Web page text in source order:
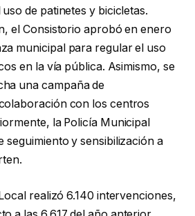
de patinetes y bicicletas.
el Consistorio aprobó en enero
municipal para regular el uso
en la vía pública. Asimismo, se
una campaña de
con los centros
la Policía Municipal
seguimiento y sensibilización a
realizó 6.140 intervenciones,